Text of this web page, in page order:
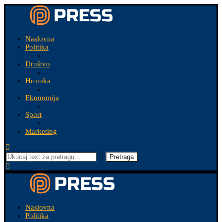
Naslovna
Politika
Društvo
Hronika
Ekonomija
Sport
Marketing
Pretraga
Naslovna
Politika